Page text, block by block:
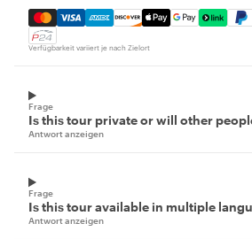
Mastercard, Visa, Amex,
Verfügbarkeit variiert je nach Zielort
Frage
Is this tour private or will other
Antwort anzeigen
Frage
Is this tour available in multiple
Antwort anzeigen